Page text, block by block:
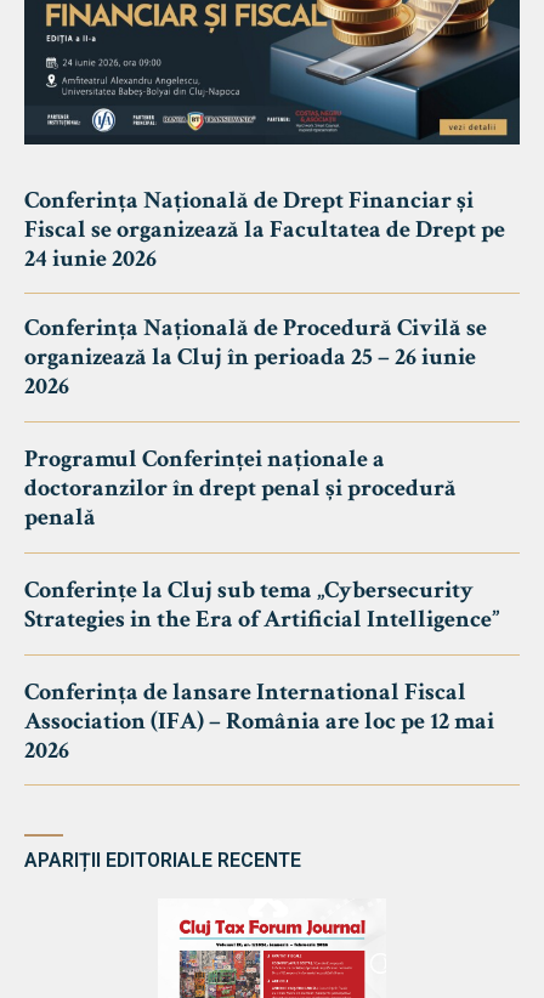
Conferința Națională de Drept Financiar și
Fiscal se organizează la Facultatea de Drept pe
24 iunie 2026
Conferința Națională de Procedură Civilă se
organizează la Cluj în perioada 25 – 26 iunie
2026
Programul Conferinței naționale a
doctoranzilor în drept penal și procedură
penală
Conferințe la Cluj sub tema „Cybersecurity
Strategies in the Era of Artificial Intelligence”
Conferința de lansare International Fiscal
Association (IFA) – România are loc pe 12 mai
2026
APARIȚII EDITORIALE RECENTE